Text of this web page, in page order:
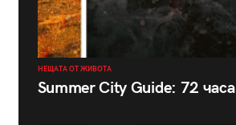
НЕЩАТА ОТ ЖИВОТА
Summer City Guide: 72